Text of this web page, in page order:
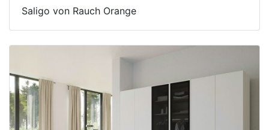
Saligo von Rauch Orange